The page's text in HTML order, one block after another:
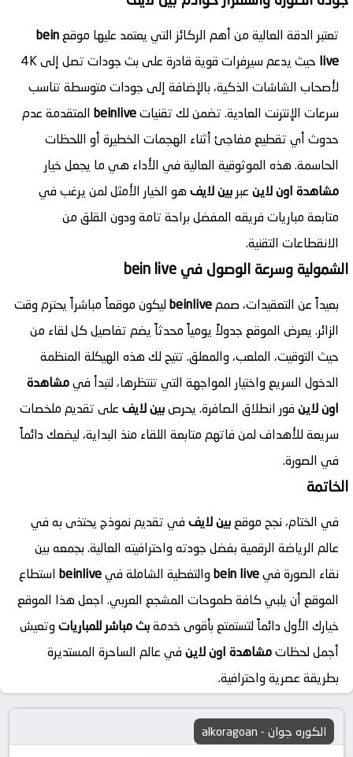
تعتبر الدقة العالية من أهم الركائز التي يعتمد عليها موقعbein
live
حيث يدعم سيرفرات قوية قادرة على بث جودات تصل إلى 4K
لأصحاب الشاشات الذكية، بالإضافة إلى جودات متوسطة تناسب
سرعات الإنترنت العادية. تضمن لك تقنياتbeinlive المتقدمة عدم
حدوث أي تقطيع مفاجئ أثناء الهجمات الخطيرة أو اللحظات
الحاسمة. هذه الموثوقية العالية في الأداء هي ما يجعل خيار
مشاهدة اون لاين عبر بين لايف هو الخيار الأمثل لمن يرغب في
متابعة مباريات فريقه المفضل براحة تامة ودون القلق من
الانقطاعات التقنية.
الشمولية وسرعة الوصول في bein live
بعيداً عن التعقيدات، صممbeinlive ليكون موقعاً مباشراً يحترم وقت
الزائر. يعرض الموقع جدولاً يومياً محدثاً يضم تفاصيل كل لقاء من
حيث التوقيت، الملعب، والمعلق. تتيح لك هذه الهيكلة المنظمة
الدخول السريع واختيار المواجهة التي تنتظرها، لتبدأ فيمشاهدة
اون لاين فور انطلاق الصافرة. يحرصبين لايف على تقديم ملخصات
سريعة للأهداف لمن فاتهم متابعة اللقاء منذ البداية، ليضعك دائماً
في الصورة.
الخاتمة
في الختام، نجح موقعبين لايف في تقديم نموذج يحتذى به في
عالم الرياضة الرقمية بفضل جودته واحترافيته العالية. بجمعه بين
نقاء الصورة فيbein live والتغطية الشاملة فيbeinlive استطاع
الموقع أن يلبي كافة طموحات المشجع العربي. اجعل هذا الموقع
خيارك الأول دائماً لتستمتع بأقوى خدمةبث مباشر للمباريات وتعيش
أجمل لحظاتمشاهدة اون لاين في عالم الساحرة المستديرة
بطريقة عصرية واحترافية.
الكوره جوان - alkoragoan